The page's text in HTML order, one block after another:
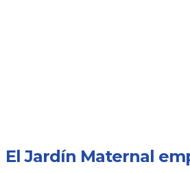
El Jardín Maternal